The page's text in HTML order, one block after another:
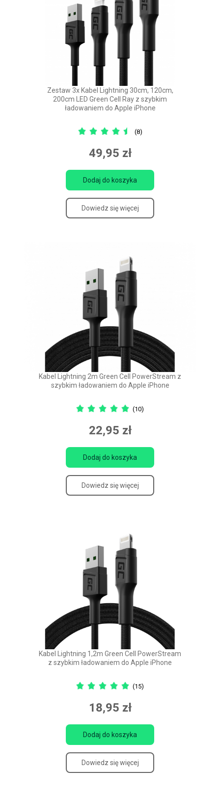
Zestaw 3x Kabel Lightning 30cm, 120cm,
200cm LED Green Cell Ray z szybkim
ładowaniem do Apple iPhone
(8)
49,95 zł
Dodaj do koszyka
Dowiedz się więcej
Kabel Lightning 2m Green Cell PowerStream z
szybkim ładowaniem do Apple iPhone
(10)
22,95 zł
Dodaj do koszyka
Dowiedz się więcej
Kabel Lightning 1,2m Green Cell PowerStream
z szybkim ładowaniem do Apple iPhone
(15)
18,95 zł
Dodaj do koszyka
Dowiedz się więcej